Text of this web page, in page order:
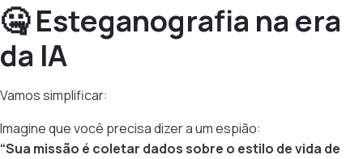
🤐 Esteganografia na era
da IA
Vamos simplificar:
Imagine que você precisa dizer a um espião:
“Sua missão é coletar dados sobre o estilo de vida de